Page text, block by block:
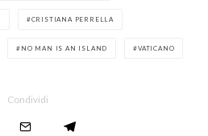
CRISTIANA PERRELLA
NO MAN IS AN ISLAND VATICANO
Condividi